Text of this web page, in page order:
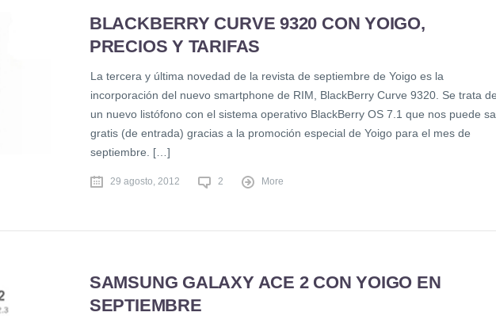
BLACKBERRY CURVE 9320 CON YOIGO,
PRECIOS Y TARIFAS
La tercera y última novedad de la revista de septiembre de Yoigo es la
incorporación del nuevo smartphone de RIM, BlackBerry Curve 9320. Se trata
un nuevo listófono con el sistema operativo BlackBerry OS 7.1 que nos puede
gratis (de entrada) gracias a la promoción especial de Yoigo para el mes de
septiembre. […]
29 agosto, 2012 2 More
SAMSUNG GALAXY ACE 2 CON YOIGO EN
SEPTIEMBRE